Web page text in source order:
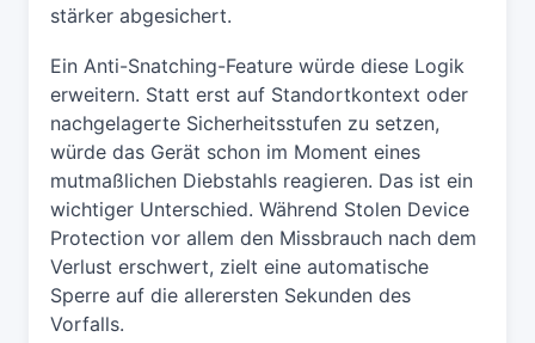
stärker abgesichert.
Ein Anti-Snatching-Feature würde diese Logik
erweitern. Statt erst auf Standortkontext oder
nachgelagerte Sicherheitsstufen zu setzen,
würde das Gerät schon im Moment eines
mutmaßlichen Diebstahls reagieren. Das ist ein
wichtiger Unterschied. Während Stolen Device
Protection vor allem den Missbrauch nach dem
Verlust erschwert, zielt eine automatische
Sperre auf die allerersten Sekunden des
Vorfalls.